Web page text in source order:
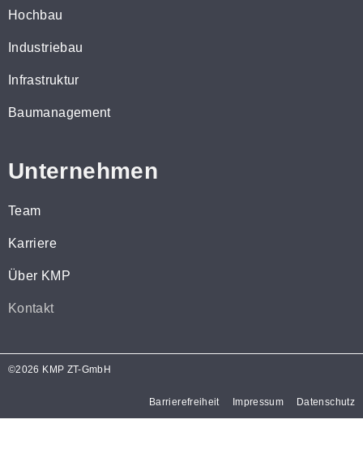
Hochbau
Industriebau
Infrastruktur
Baumanagement
Unternehmen
Team
Karriere
Über KMP
Kontakt
©2026 KMP ZT-GmbH
Barrierefreiheit Impressum Datenschutz